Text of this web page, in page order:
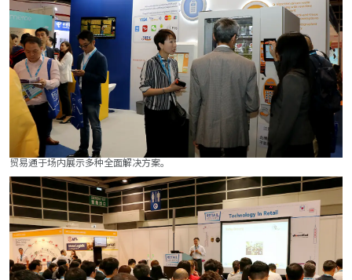
贸易通于场内展示多种全面解决方案。